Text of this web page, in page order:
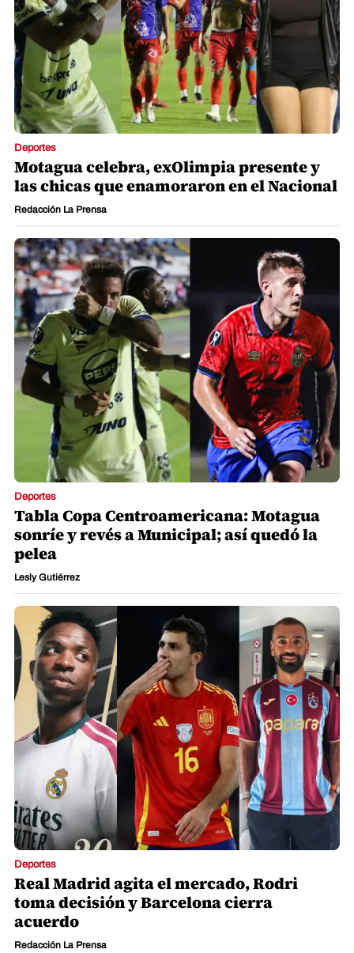
Deportes
Motagua celebra, exOlimpia presente y
las chicas que enamoraron en el Nacional
Redacción La Prensa
Deportes
Tabla Copa Centroamericana: Motagua
sonríe y revés a Municipal; así quedó la
pelea
Lesly Gutiérrez
Deportes
Real Madrid agita el mercado, Rodri
toma decisión y Barcelona cierra
acuerdo
Redacción La Prensa